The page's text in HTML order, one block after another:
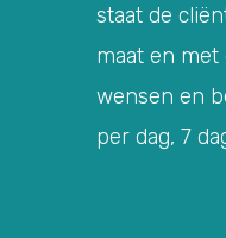
staat de
maat en
wensen en
per dag, 7